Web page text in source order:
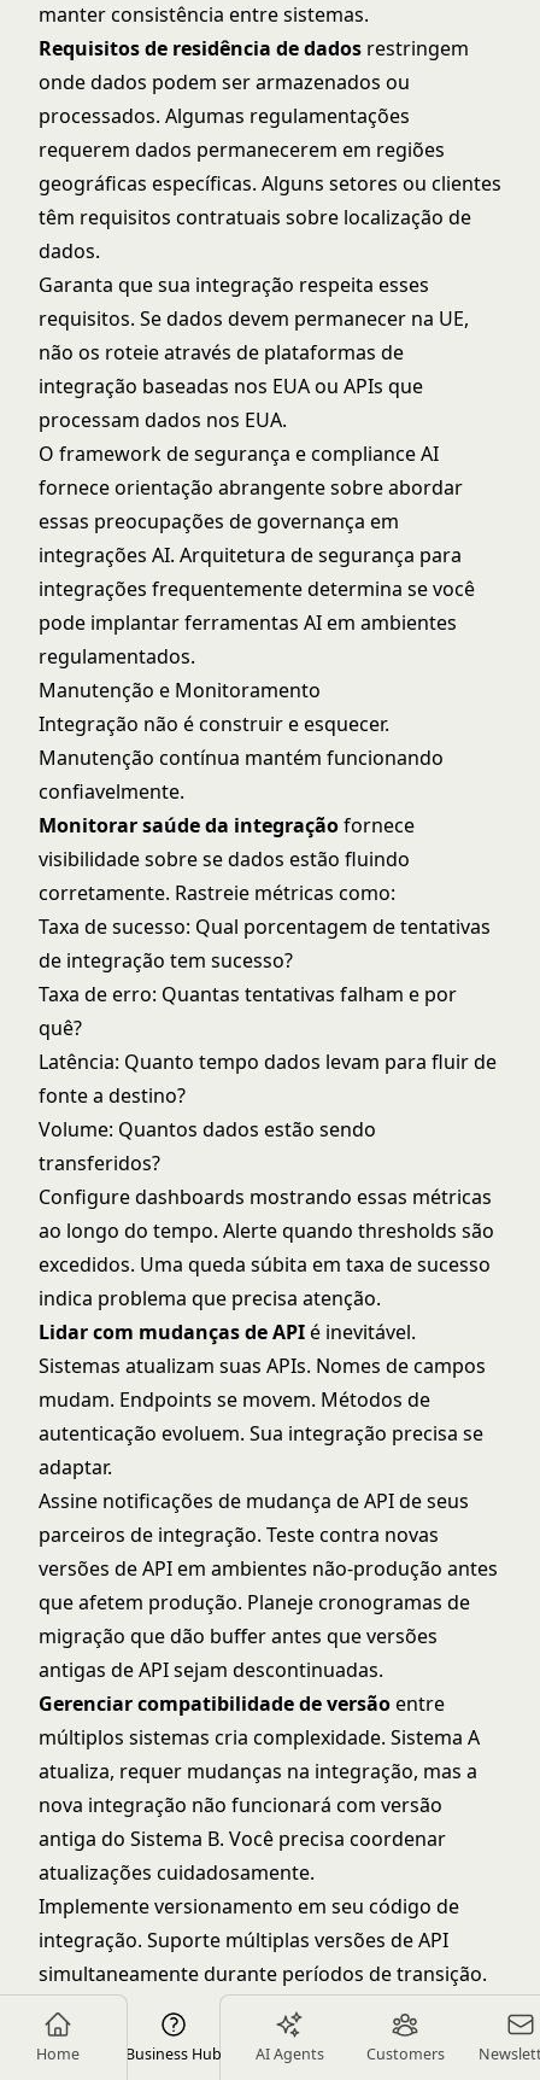
Home Business Hub AI Agents Customers
manter consistência entre sistemas.
Requisitos de residência de dados restringem
onde dados podem ser armazenados ou
processados. Algumas regulamentações
requerem dados permanecerem em regiões
geográficas específicas. Alguns setores ou clientes
têm requisitos contratuais sobre localização de
dados.
Garanta que sua integração respeita esses
requisitos. Se dados devem permanecer na UE,
não os roteie através de plataformas de
integração baseadas nos EUA ou APIs que
processam dados nos EUA.
O framework desegurança e compliance AI
fornece orientação abrangente sobre abordar
essas preocupações de governança em
integrações AI. Arquitetura de segurança para
integrações frequentemente determina se você
pode implantar ferramentas AI em ambientes
regulamentados.
Manutenção e Monitoramento
Integração não é construir e esquecer.
Manutenção contínua mantém funcionando
confiavelmente.
Monitorar saúde da integraçãofornece
visibilidade sobre se dados estão fluindo
corretamente. Rastreie métricas como:
Taxa de sucesso: Qual porcentagem de tentativas
de integração tem sucesso?
Taxa de erro: Quantas tentativas falham e por
quê?
Latência: Quanto tempo dados levam para fluir de
fonte a destino?
Volume: Quantos dados estão sendo
transferidos?
Configure dashboards mostrando essas métricas
ao longo do tempo. Alerte quando thresholds são
excedidos. Uma queda súbita em taxa de sucesso
indica problema que precisa atenção.
Lidar com mudanças de APIé inevitável.
Sistemas atualizam suas APIs. Nomes de campos
mudam. Endpoints se movem. Métodos de
autenticação evoluem. Sua integração precisa se
adaptar.
Assine notificações de mudança de API de seus
parceiros de integração. Teste contra novas
versões de API em ambientes não-produção antes
que afetem produção. Planeje cronogramas de
migração que dão buffer antes que versões
antigas de API sejam descontinuadas.
Gerenciar compatibilidade de versãoentre
múltiplos sistemas cria complexidade. Sistema A
atualiza, requer mudanças na integração, mas a
nova integração não funcionará com versão
antiga do Sistema B. Você precisa coordenar
atualizações cuidadosamente.
Implemente versionamento em seu código de
integração. Suporte múltiplas versões de API
simultaneamente durante períodos de transição.
Isso permite diferentes sistemas atualizarem em
cronogramas diferentes sem quebrar a